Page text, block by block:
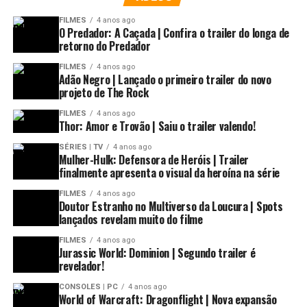
Lex continua sendo louco, como o original. Continua
sendo rico, como o original. Continua sendo genial,
como o original. Mas não tem carisma nem
profundidade. É uma criança mimada colocando dois
cães para brigar.
A única coisa boa que vejo é a revitalização da ideia de
ideia,nos quadrinhos, foi deixada de lado na
reformulação do personagempós-Crise
pelo Rob Lifield. À exceção do Cable, o Cable é foda!
“Por favor, escolham o Jon Hamm pra ser o Cable!”
Fortaleza, acontecerá o DQN, com as presenças de Alzir
Alves (Rascunho Studio), Daniel Brandão (Estúdio Daniel
Brandão) e José Luis (Conan…aí sim!!!)
Esperamos todos mostrando a força não só dos nossos
quadrinistas, mas de nossos leitores que estão famintos
por bons trabalhos e só querem ver a cena cada vez
maior e mais consolidada.
Serviço:
FILMES 4 anos ago
O Predador: A Caçada | Confira o trailer do longa de
retorno do Predador
FILMES 4 anos ago
Adão Negro | Lançado o primeiro trailer do novo
projeto de The Rock
FILMES 4 anos ago
Thor: Amor e Trovão | Saiu o trailer valendo!
SÉRIES | TV 4 anos ago
Mulher-Hulk: Defensora de Heróis | Trailer
finalmente apresenta o visual da heroína na série
FILMES 4 anos ago
Doutor Estranho no Multiverso da Loucura | Spots
lançados revelam muito do filme
FILMES 4 anos ago
Jurassic World: Dominion | Segundo trailer é
revelador!
CONSOLES | PC 4 anos ago
World of Warcraft: Dragonflight | Nova expansão